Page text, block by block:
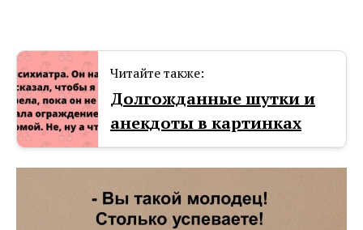
Читайте также:
Долгожданные шутки и
анекдоты в картинках